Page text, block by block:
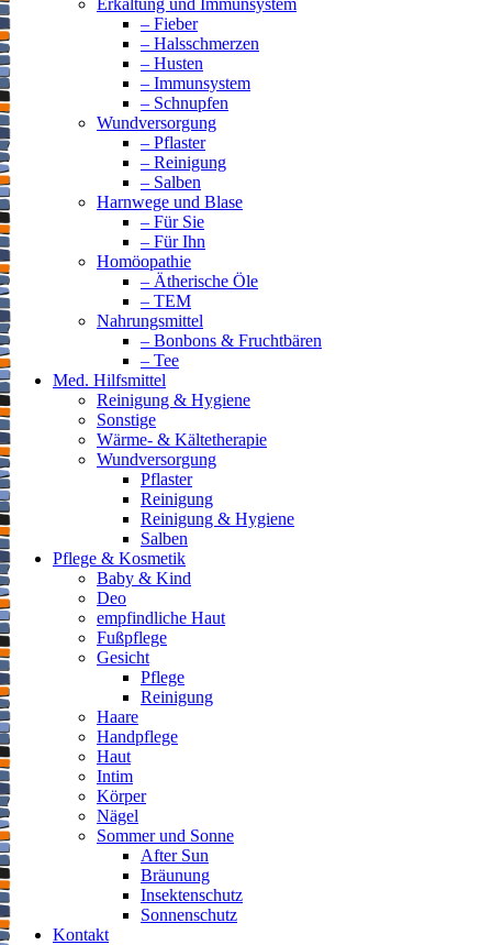
Erkältung und Immunsystem
– Fieber
– Halsschmerzen
– Husten
– Immunsystem
– Schnupfen
Wundversorgung
– Pflaster
– Reinigung
– Salben
Harnwege und Blase
– Für Sie
– Für Ihn
Homöopathie
– Ätherische Öle
– TEM
Nahrungsmittel
– Bonbons & Fruchtbären
– Tee
Med. Hilfsmittel
Reinigung & Hygiene
Sonstige
Wärme- & Kältetherapie
Wundversorgung
Pflaster
Reinigung
Reinigung & Hygiene
Salben
Pflege & Kosmetik
Baby & Kind
Deo
empfindliche Haut
Fußpflege
Gesicht
Pflege
Reinigung
Haare
Handpflege
Haut
Intim
Körper
Nägel
Sommer und Sonne
After Sun
Bräunung
Insektenschutz
Sonnenschutz
Kontakt